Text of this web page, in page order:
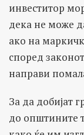
инвеститор
дека не може
ако на
според
направи
За да добијат
до општините